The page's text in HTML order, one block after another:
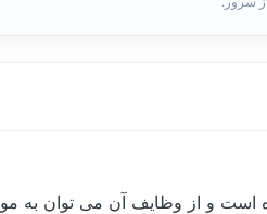
است و از وظایف آن می توان به